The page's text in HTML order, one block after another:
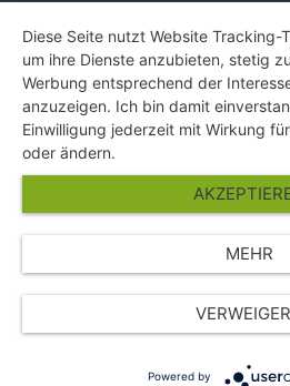
KONTAKT
Impressum
Hilfe und Kontakt
Partner
Presse
Über Uns
© Copyright 2026 SGK Stärker
Diese Seite nutzt Website Tracking-
um ihre Dienste anzubieten, stetig
Werbung entsprechend der
anzuzeigen. Ich bin damit
Einwilligung jederzeit mit Wirkung
oder ändern.
MEHR
Powered by